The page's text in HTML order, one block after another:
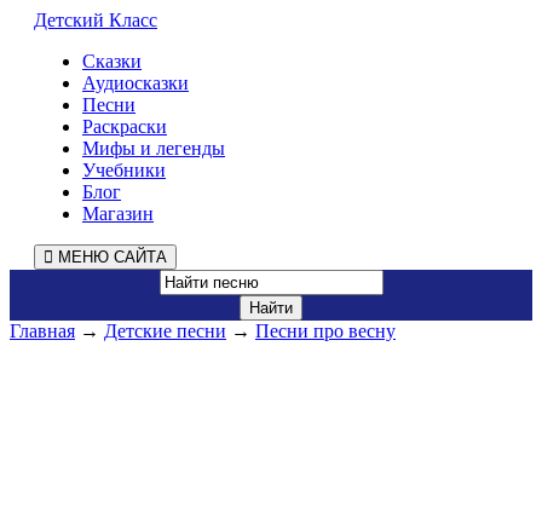
Детский Класс
Сказки
Аудиосказки
Песни
Раскраски
Мифы и легенды
Учебники
Блог
Магазин
МЕНЮ САЙТА
Главная → Детские песни → Песни про весну